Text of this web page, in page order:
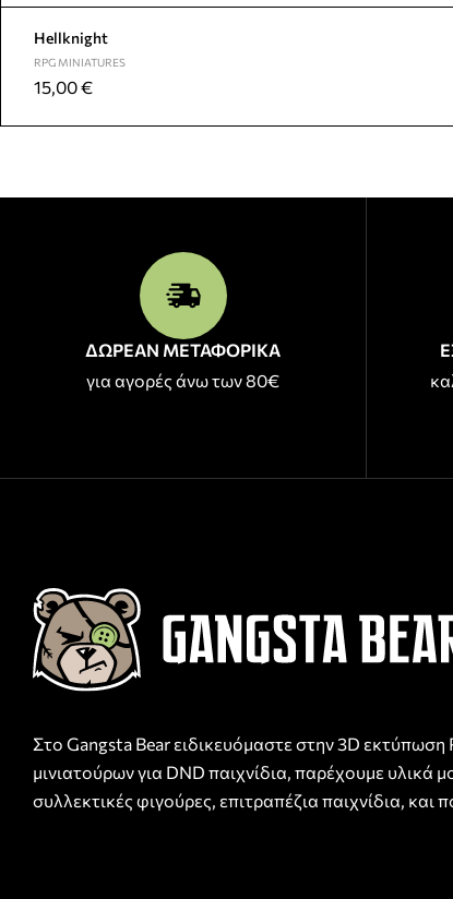
Hellknight
RPG MINIATURES
15,00€
ΔΩΡΕΑΝ ΜΕΤΑΦΟΡΙΚΑ
για αγορές άνω των 80€
Στο Gangsta Bear ειδικευόμαστε στην 3D εκτύπωση
μινιατούρων για DND παιχνίδια, παρέχουμε υλικά
συλλεκτικές φιγούρες, επιτραπέζια παιχνίδια, και